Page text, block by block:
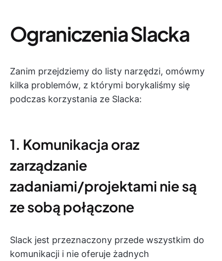
Ograniczenia Slacka
Zanim przejdziemy do listy narzędzi, omówmy
kilka problemów, z którymi borykaliśmy się
podczas korzystania ze Slacka:
1. Komunikacja oraz
zarządzanie
zadaniami/projektami nie są
ze sobą połączone
Slack jest przeznaczony przede wszystkim do
komunikacji i nie oferuje żadnych